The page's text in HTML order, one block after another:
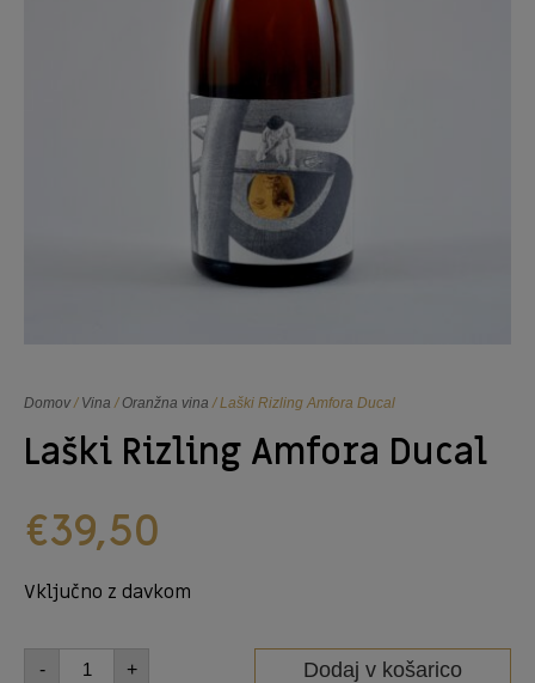
Domov/ Vina / Oranžna vina / Laški Rizling Amfora Ducal
Laški Rizling Amfora Ducal
€39,50
Vključno z davkom
- + Dodaj v košarico